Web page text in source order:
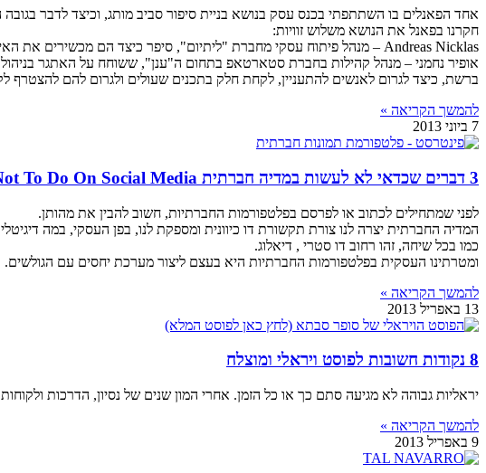
אחד הפאנלים בו השתתפתי בכנס עסק בנושא בניית סיפור סביב מותג, וכיצד לדבר
חקרנו בפאנל את הנושא משלוש זוויות:
Andreas Nicklas – מנהל פיתוח עסקי מחברת "ליתיום", סיפר כיצד הם מכשירים את האירגונים לקבל את התרבות האירגונית החדשה.
אופיר נחמני – מנהל קהילות בחברת סטארטאפ בתחום ה"ענן", ששוחח על האתגר בניהול
ברשת, כיצד לגרום לאנשים להתעניין, לקחת חלק בתכנים שעולים ולגרום להם להצטרף
להמשך הקריאה »
7 ביוני 2013
3 דברים שכדאי לא לעשות במדיה חברתית Not To Do On Social Media
לפני שמתחילים לכתוב או לפרסם בפלטפורמות החברתיות, חשוב להבין את מהותן.
המדיה החברתית יצרה לנו צורת תקשורת דו כיוונית ומספקת לנו, בפן העסקי, במה
כמו בכל שיחה, זהו רחוב דו סטרי , דיאלוג.
ומטרתינו העסקית בפלטפורמות החברתיות היא בעצם ליצור מערכת יחסים עם הגולשים.
להמשך הקריאה »
13 באפריל 2013
8 נקודות חשובות לפוסט ויראלי ומוצלח
יראליות גבוהה לא מגיעה סתם כך או כל הזמן. אחרי המון שנים של נסיון, הדרכות
להמשך הקריאה »
9 באפריל 2013